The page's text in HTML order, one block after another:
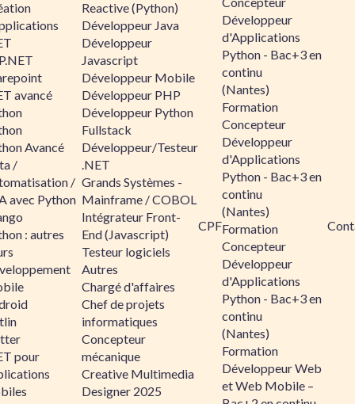
avancé
Avancé
/
/
avec Python
: autres
pour
Reactive (Python)
Développeur Java
Développeur
Javascript
Développeur Mobile
Développeur PHP
Développeur Python
Fullstack
Développeur/Testeur
.NET
Grands Systèmes -
Mainframe / COBOL
Intégrateur Front-
End (Javascript)
Testeur logiciels
Autres
Chargé d'affaires
Chef de projets
informatiques
Concepteur
mécanique
Creative Multimedia
Designer 2025
CPF
Développeur
d'Applications
Python - Bac+3 en
continu
(Nantes)
Formation
Concepteur
Développeur
d'Applications
Python - Bac+3 en
continu
(Nantes)
Formation
Concepteur
Développeur
d'Applications
Python - Bac+3 en
continu
(Nantes)
Formation
Développeur Web
et Web Mobile –